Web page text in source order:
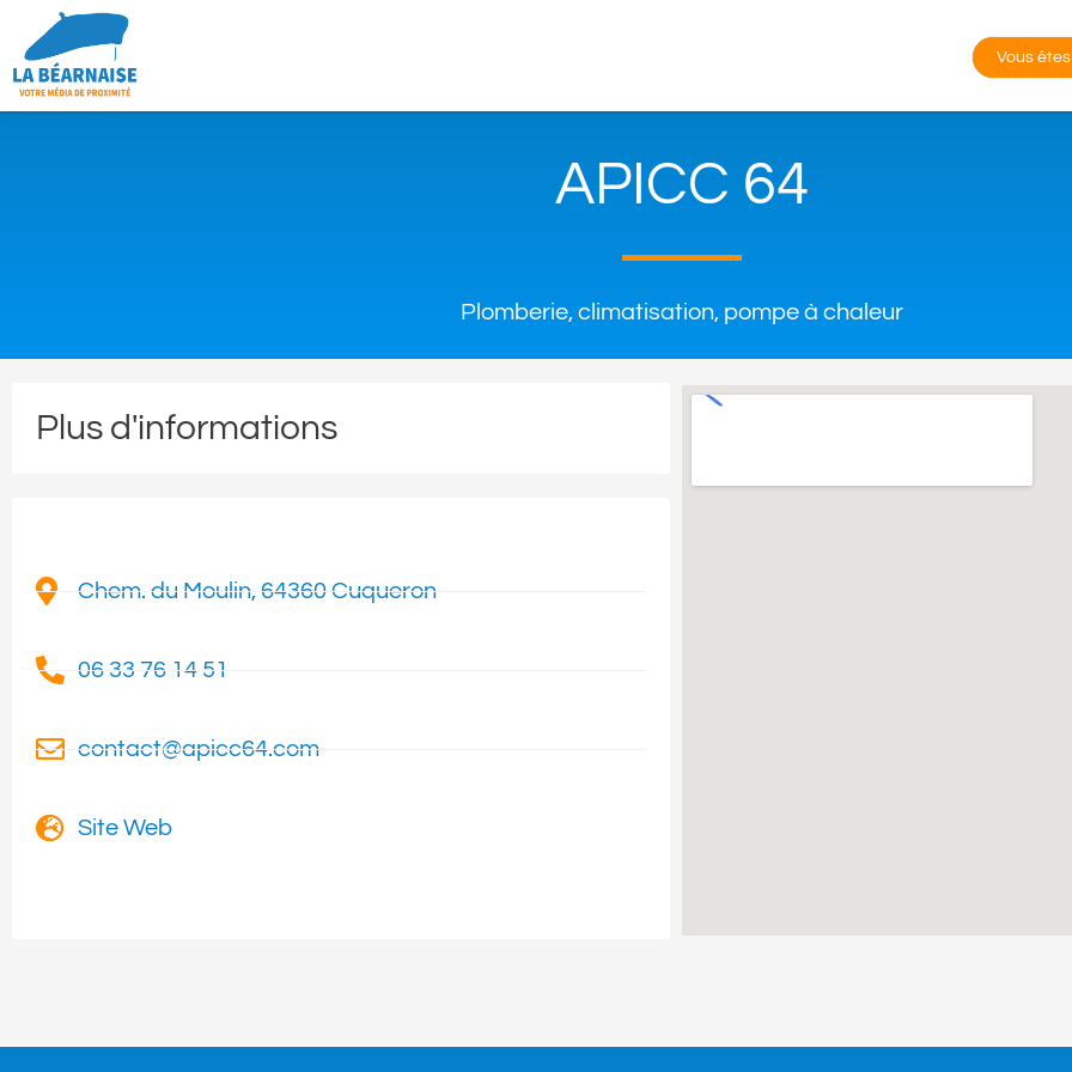
Vous
APICC 64
Plomberie, climatisation, pompe à chaleur
Plus d'informations
Chem. du Moulin, 64360 Cuqueron
06 33 76 14 51
contact@apicc64.com
Site Web